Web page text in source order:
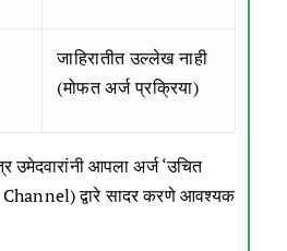
जाहिरातीत उल्लेख नाही
(मोफत अर्ज प्रक्रिया)
उमेदवारांनी आपला अर्ज ‘उचित
Channel) द्वारे सादर करणे आवश्यक